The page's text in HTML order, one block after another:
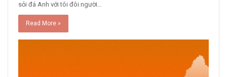
sỏi đá Anh với tôi đôi người…
Read More »